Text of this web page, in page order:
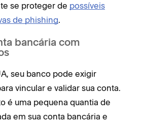
se proteger de possíveis
de phishing.
bancária com
seu banco pode exigir
vincular e validar sua conta.
é uma pequena quantia de
em sua conta bancária e